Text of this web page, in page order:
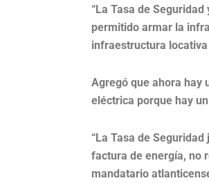
“La Tasa de
permitido armar la
infraestructura
Agregó que ahora hay
eléctrica porque hay
“La Tasa de
factura de energía, no
mandatario